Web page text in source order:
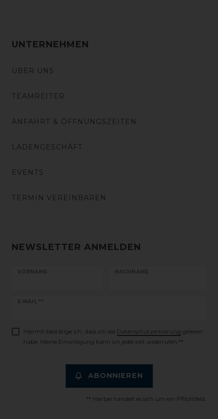
UNTERNEHMEN
ÜBER UNS
TEAMREITER
ANFAHRT & ÖFFNUNGSZEITEN
LADENGESCHÄFT
EVENTS
TERMIN VEREINBAREN
NEWSLETTER ANMELDEN
VORNAME NACHNAME
E-MAIL **
Newsletter
Hiermit bestätige ich, dass ich die Daten­schutz­erklärung gelesen
habe. Meine Einwilligung kann ich jederzeit widerrufen.**
ABONNIEREN
** Hierbei handelt es sich um ein Pflichtfeld.